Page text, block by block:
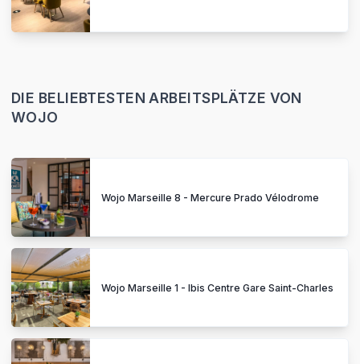
DIE BELIEBTESTEN ARBEITSPLÄTZE VON
WOJO
Wojo Marseille 8 - Mercure Prado Vélodrome
Wojo Marseille 1 - Ibis Centre Gare Saint-Charles